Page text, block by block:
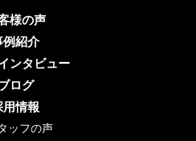
様の声
例紹介
ンタビュー
ログ
用情報
ッフの声